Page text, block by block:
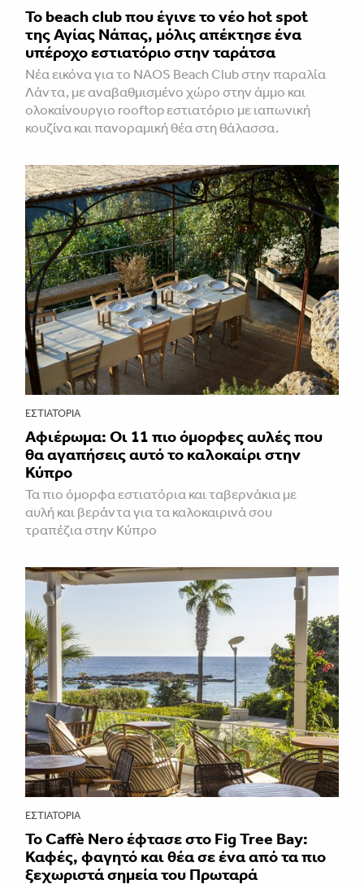
Το beach club που έγινε το νέο hot spot
της Αγίας Νάπας, μόλις απέκτησε ένα
υπέροχο εστιατόριο στην ταράτσα
Νέα εικόνα για το NAOS Beach Club στην παραλία
Λάντα, με αναβαθμισμένο χώρο στην άμμο και
ολοκαίνουργιο rooftop εστιατόριο με ιαπωνική
κουζίνα και πανοραμική θέα στη θάλασσα.
ΕΣΤΙΑΤΌΡΙΑ
Αφιέρωμα: Οι 11 πιο όμορφες αυλές που
θα αγαπήσεις αυτό το καλοκαίρι στην
Κύπρο
Τα πιο όμορφα εστιατόρια και ταβερνάκια με
αυλή και βεράντα για τα καλοκαιρινά σου
τραπέζια στην Κύπρο
ΕΣΤΙΑΤΌΡΙΑ
Το Caffè Nero έφτασε στο Fig Tree Bay:
Καφές, φαγητό και θέα σε ένα από τα πιο
ξεχωριστά σημεία του Πρωταρά